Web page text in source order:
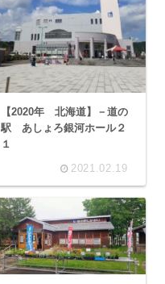
【2020年 北海道】－道の
駅 あしょろ銀河ホール２
１
2021.02.19